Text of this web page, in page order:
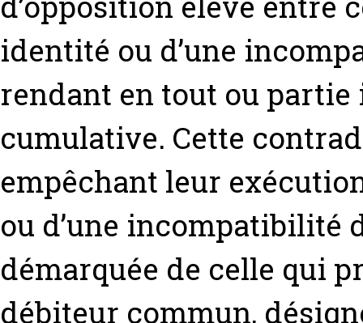
identité ou d’une
rendant en tout ou
cumulative. Cette
empêchant leur
ou d’une incompatibilité
démarquée de celle qui
débiteur commun,